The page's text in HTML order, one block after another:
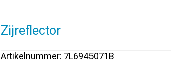
Zijreflector
Artikelnummer: 7L6945071B